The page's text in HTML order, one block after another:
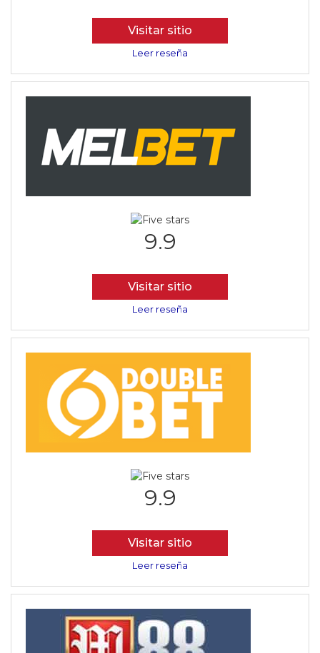
Visitar sitio
Leer reseña
9.9
Visitar sitio
Leer reseña
9.9
Visitar sitio
Leer reseña